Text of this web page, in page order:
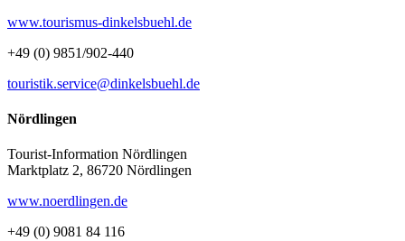
www.tourismus-dinkelsbuehl.de
+49 (0) 9851/902-440
touristik.service@dinkelsbuehl.de
Nördlingen
Tourist-Information Nördlingen
Marktplatz 2, 86720 Nördlingen
www.noerdlingen.de
+49 (0) 9081 84 116